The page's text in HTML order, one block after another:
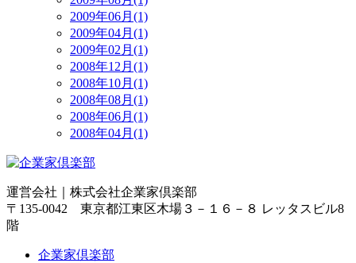
2009年06月(1)
2009年04月(1)
2009年02月(1)
2008年12月(1)
2008年10月(1)
2008年08月(1)
2008年06月(1)
2008年04月(1)
運営会社｜ 株式会社企業家倶楽部
〒135-0042 東京都江東区木場３－１６－８ レッタスビル8
階
企業家倶楽部